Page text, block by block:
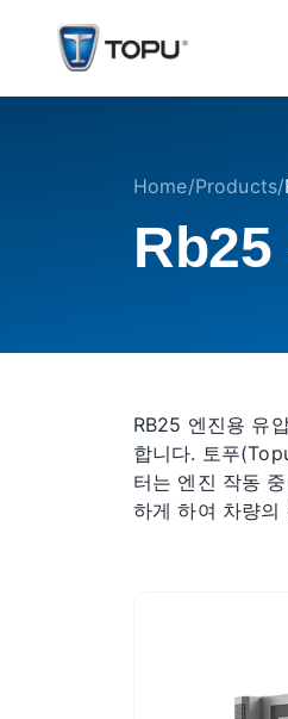
Home/Products/
Rb25
RB25 엔진용 유
합니다. 토푸
터는 엔진 작동
하게 하여 차량의